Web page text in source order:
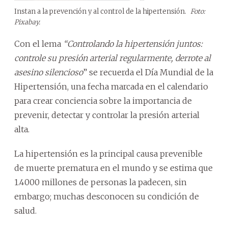
Instan a la prevención y al control de la hipertensión. Foto:
Pixabay.
Con el lema “Controlando la hipertensión juntos:
controle su presión arterial regularmente, derrote al
asesino silencioso” se recuerda el Día Mundial de la
Hipertensión, una fecha marcada en el calendario
para crear conciencia sobre la importancia de
prevenir, detectar y controlar la presión arterial
alta.
La hipertensión es la principal causa prevenible
de muerte prematura en el mundo y se estima que
1.4000 millones de personas la padecen, sin
embargo; muchas desconocen su condición de
salud.